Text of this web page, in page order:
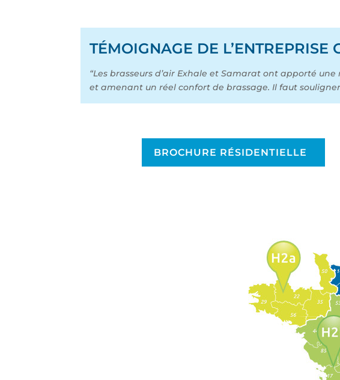
TÉMOIGNAGE DE
“Les brasseurs d’air Exhale et Samarat ont apporté
et amenant un réel confort de brassage. Il faut
BROCHURE RÉSIDENTIELLE